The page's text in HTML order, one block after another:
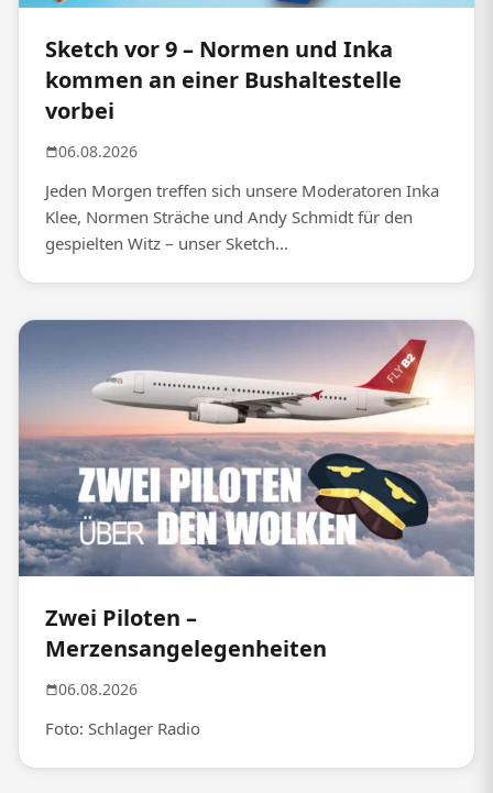
Sketch vor 9 – Normen und Inka
kommen an einer Bushaltestelle
vorbei
06.08.2026
Jeden Morgen treffen sich unsere Moderatoren Inka
Klee, Normen Sträche und Andy Schmidt für den
gespielten Witz – unser Sketch...
Zwei Piloten –
Merzensangelegenheiten
06.08.2026
Foto: Schlager Radio